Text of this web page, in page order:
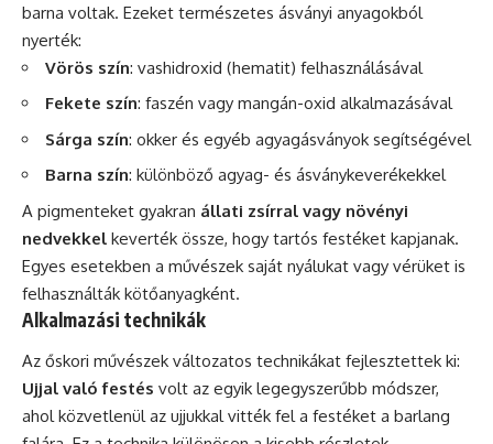
barna voltak. Ezeket természetes ásványi anyagokból
nyerték:
Vörös szín: vashidroxid (hematit) felhasználásával
Fekete szín: faszén vagy mangán-oxid alkalmazásával
Sárga szín: okker és egyéb agyagásványok segítségével
Barna szín: különböző agyag- és ásványkeverékekkel
A pigmenteket gyakran állati zsírral vagy növényi
nedvekkel keverték össze, hogy tartós festéket kapjanak.
Egyes esetekben a művészek saját nyálukat vagy vérüket is
felhasználták kötőanyagként.
Alkalmazási technikák
Az őskori művészek változatos technikákat fejlesztettek ki:
Ujjal való festés volt az egyik legegyszerűbb módszer,
ahol közvetlenül az ujjukkal vitték fel a festéket a barlang